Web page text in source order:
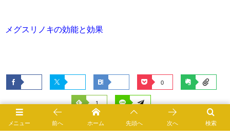
メグスリノキの効能と効果
0
1
メニュー 検索
前へ ホーム 先頭へ 次へ